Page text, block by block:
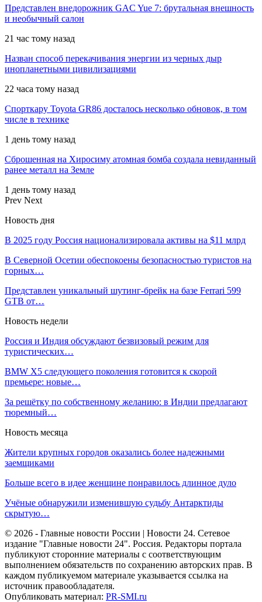
Представлен внедорожник GAC Yue 7: брутальная внешность
и необычный салон
21 час тому назад
Назван способ перекачивания энергии из черных дыр
инопланетными цивилизациями
22 часа тому назад
Спорткару Toyota GR86 досталось несколько обновок, в том
числе в технике
1 день тому назад
Сброшенная на Хиросиму атомная бомба создала невиданный
ранее металл на Земле
1 день тому назад
Prev Next
Новость дня
В 2025 году Россия национализировала активы на $11 млрд
В Северной Осетии обеспокоены безопасностью туристов на
горных…
Представлен уникальный шутинг-брейк на базе Ferrari 599
GTB от…
Новость недели
Россия и Индия обсуждают безвизовый режим для
туристических…
BMW X5 следующего поколения готовится к скорой
премьере: новые…
За решётку по собственному желанию: в Индии предлагают
тюремный…
Новость месяца
Жители крупных городов оказались более надежными
заемщиками
Больше всего в идее женщине понравилось длинное дуло
Учёные обнаружили изменившую судьбу Антарктиды
скрытую…
© 2026 - Главные новости России | Новости 24. Сетевое
издание "Главные новости 24". Россия. Редакторы портала
публикуют сторонние материалы с соответствующим
выполнением обязательств по сохранению авторских прав. В
каждом публикуемом материале указывается ссылка на
источник правообладателя.
Опубликовать материал: PR-SMI.ru